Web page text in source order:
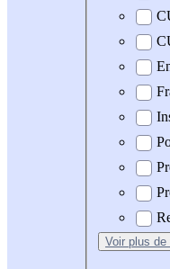
Voir plus de